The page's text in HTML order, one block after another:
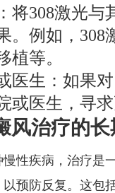
将308激光与
。例如，308
植等。
医生：如果
或医生，寻求
风治疗的长
性疾病，治疗是
预防反复。这包括